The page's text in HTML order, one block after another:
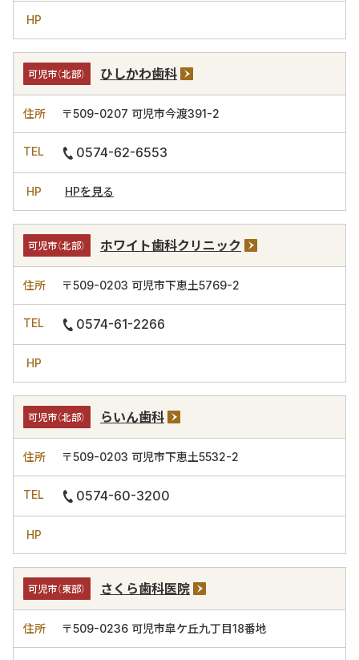
可児市（北部） ひしかわ歯科
〒509-0207 可児市今渡391-2
0574-62-6553
HPを見る
可児市（北部） ホワイト歯科クリニック
〒509-0203 可児市下恵土5769-2
0574-61-2266
可児市（北部） らいん歯科
〒509-0203 可児市下恵土5532-2
0574-60-3200
可児市（東部） さくら歯科医院
〒509-0236 可児市皐ケ丘九丁目18番地